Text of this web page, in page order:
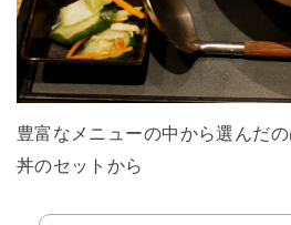
豊富なメニューの中から選んだ
丼のセットから